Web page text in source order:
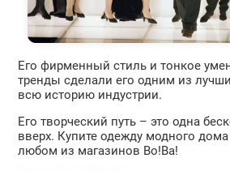
Его фирменный стиль и тонкое
тренды сделали его одним из
всю историю индустрии.
Его творческий путь – это одна
вверх. Купите одежду модного
любом из магазинов Во!Ва!